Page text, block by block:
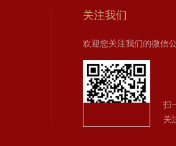
关注我们
欢迎您关注我们的微信
扫
关